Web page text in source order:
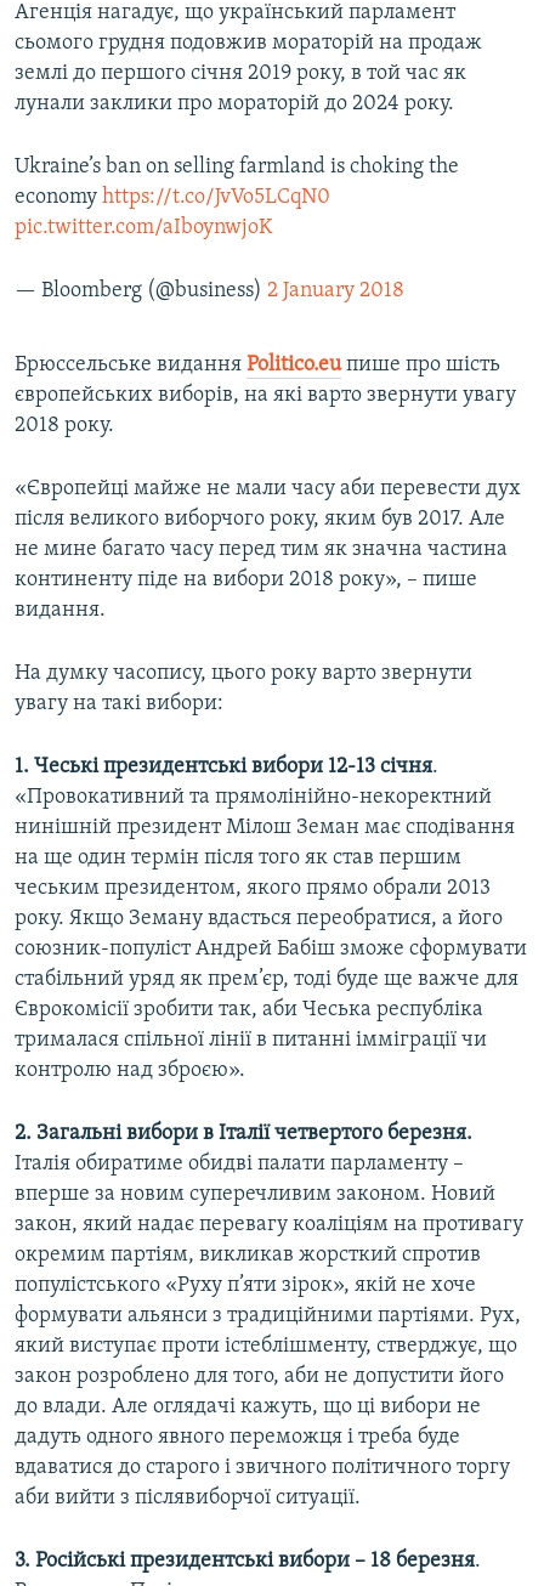
Агенція нагадує, що український парламент
сьомого грудня подовжив мораторій на продаж
землі до першого січня 2019 року, в той час як
лунали заклики про мораторій до 2024 року.
Ukraine’s ban on selling farmland is choking the
economy https://t.co/JvVo5LCqN0
pic.twitter.com/aIboynwjoK
— Bloomberg (@business) 2 January 2018
Брюссельське видання Politico.euпише про шість
європейських виборів, на які варто звернути увагу
2018 року.
«Європейці майже не мали часу аби перевести дух
після великого виборчого року, яким був 2017. Але
не мине багато часу перед тим як значна частина
континенту піде на вибори 2018 року», – пише
видання.
На думку часопису, цього року варто звернути
увагу на такі вибори:
1. Чеські президентські вибори 12-13 січня.
«Провокативний та прямолінійно-некоректний
нинішній президент Мілош Земан має сподівання
на ще один термін після того як став першим
чеським президентом, якого прямо обрали 2013
року. Якщо Земану вдасться переобратися, а його
союзник-популіст Андрей Бабіш зможе сформувати
стабільний уряд як прем’єр, тоді буде ще важче для
Єврокомісії зробити так, аби Чеська республіка
трималася спільної лінії в питанні імміграції чи
контролю над зброєю».
2. Загальні вибори в Італії четвертого березня.
Італія обиратиме обидві палати парламенту –
вперше за новим суперечливим законом. Новий
закон, який надає перевагу коаліціям на противагу
окремим партіям, викликав жорсткий спротив
популістського «Руху п’яти зірок», якій не хоче
формувати альянси з традиційними партіями. Рух,
який виступає проти істеблішменту, стверджує, що
закон розроблено для того, аби не допустити його
до влади. Але оглядачі кажуть, що ці вибори не
дадуть одного явного переможця і треба буде
вдаватися до старого і звичного політичного торгу
аби вийти з післявиборчої ситуації.
3. Російські президентські вибори – 18 березня.